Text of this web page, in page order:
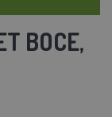
BOCE,